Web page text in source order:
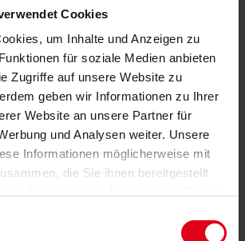
Cookies
um Inhalte und Anzeigen zu
für soziale Medien anbieten
Zugriffe auf unsere Website zu
geben wir Informationen zu Ihrer
Website an unsere Partner für
und Analysen weiter. Unsere
Informationen möglicherweise mit
die Sie ihnen bereitgestellt